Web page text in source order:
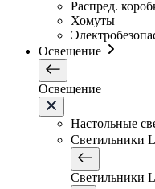
Распред.
Хомуты
Освещение
Освещение
Настольные
Светильники
Светильники